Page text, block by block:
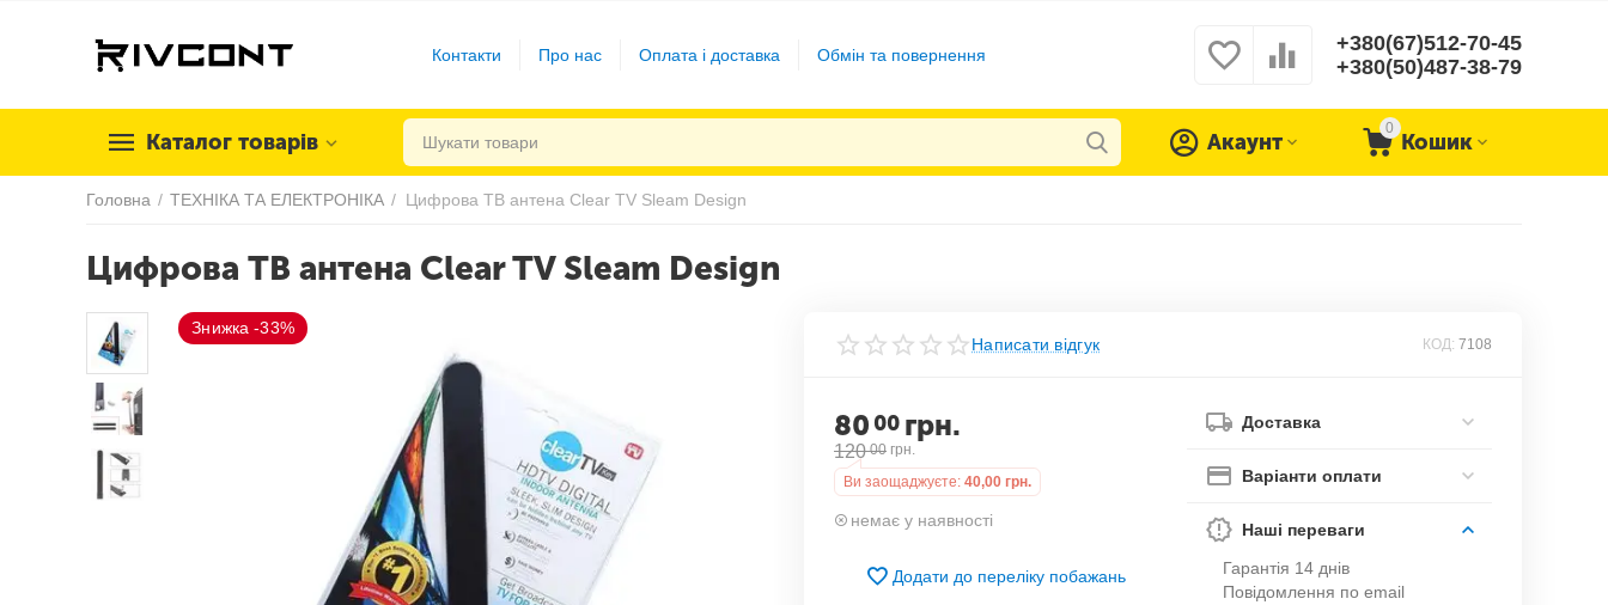
Контакти Про нас Оплата і доставка Обмін та повернення
+380(67)512-70-45
+380(50)487-38-79
Каталог товарів
0
Кошик
Акаунт
Головна / ТЕХНІКА ТА ЕЛЕКТРОНІКА / Цифрова ТВ антена Clear TV Sleam Design
Цифрова ТВ антена Clear TV Sleam Design
Написати відгук КОД: 7108
80 00 грн.
120 00 грн.
Ви заощаджуєте: 40,00 грн.
немає у наявності
Додати до переліку побажань
Доставка
Варіанти оплати
Наші переваги
Гарантія 14 днів
Повідомлення по email